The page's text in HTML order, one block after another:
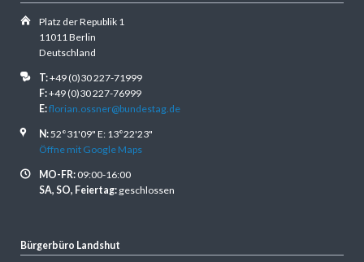
Platz der Republik 1
11011 Berlin
Deutschland
T:+49 (0)30 227-71999
F:+49 (0)30 227-76999
E:florian.ossner@bundestag.de
N:52°31'09" E: 13°22'23"
Öffne mit Google Maps
MO-FR:09:00-16:00
SA, SO, Feiertag:geschlossen
Bürgerbüro Landshut